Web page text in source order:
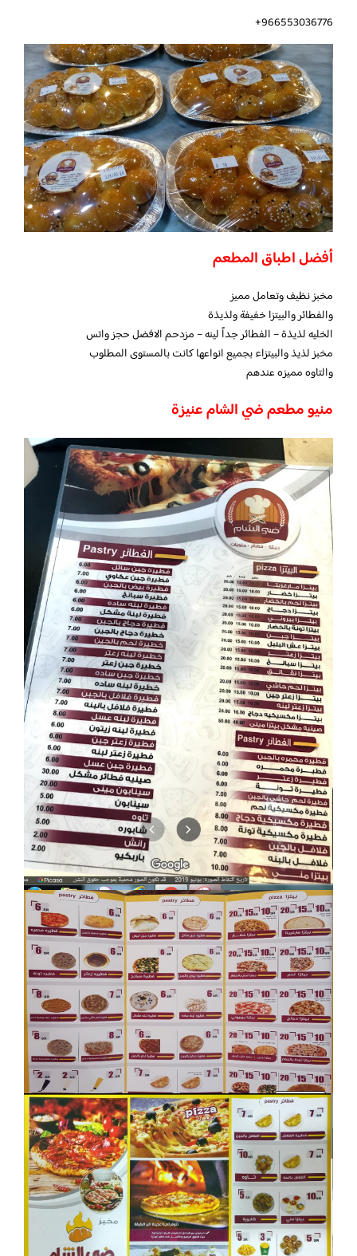
966553036776+
أفضل اطباق المطعم
مخبز نظيف وتعامل مميز
والفطائر والبيتزا خفيفة ولذيذة
الخليه لذيذة – الفطائر جداً لينه – مزدحم الافضل حجز واتس
مخبز لذيذ والبيتزاء بجميع انواعها كانت بالمستوى المطلوب
والتاوه مميزه عندهم
منيو مطعم ضي الشام عنيزة